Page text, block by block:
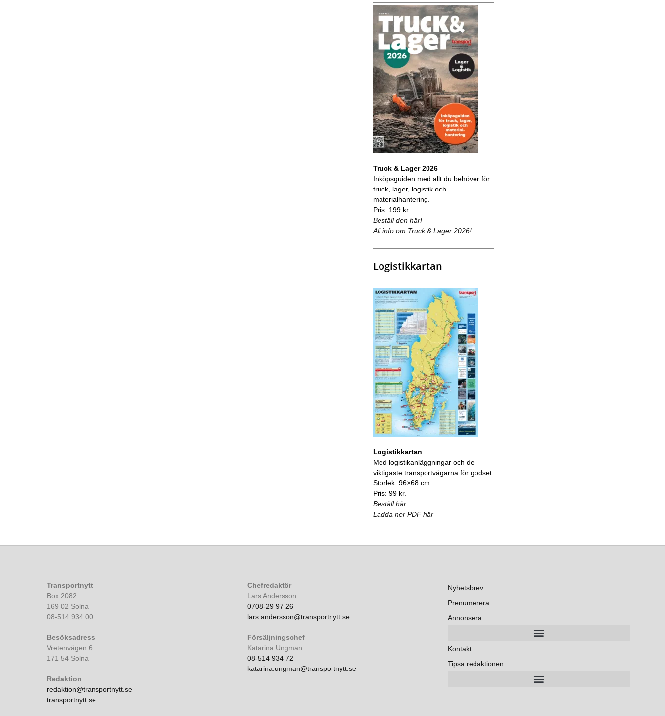
Truck & Lager 2026
Inköpsguiden med allt du behöver för
truck, lager, logistik och
materialhantering.
Pris: 199 kr.
Beställ den här!
All info om Truck & Lager 2026!
Logistikkartan
Logistikkartan
Med logistikanläggningar och de
viktigaste transportvägarna för godset.
Storlek: 96×68 cm
Pris: 99 kr.
Beställ här
Ladda ner PDF här
Transportnytt
Box 2082
169 02 Solna
08-514 934 00
Besöksadress
Vretenvägen 6
171 54 Solna
Redaktion
redaktion@transportnytt.se
transportnytt.se
Chefredaktör
Lars Andersson
0708-29 97 26
lars.andersson@transportnytt.se
Försäljningschef
Katarina Ungman
08-514 934 72
katarina.ungman@transportnytt.se
Nyhetsbrev
Prenumerera
Annonsera
Kontakt
Tipsa redaktionen